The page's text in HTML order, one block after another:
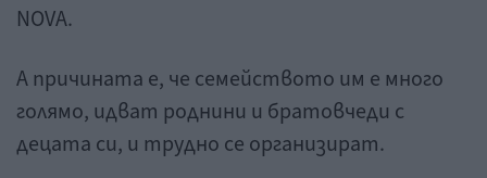
NOVA.
А причината е, че семейството им е много
голямо, идват роднини и братовчеди с
децата си, и трудно се организират.